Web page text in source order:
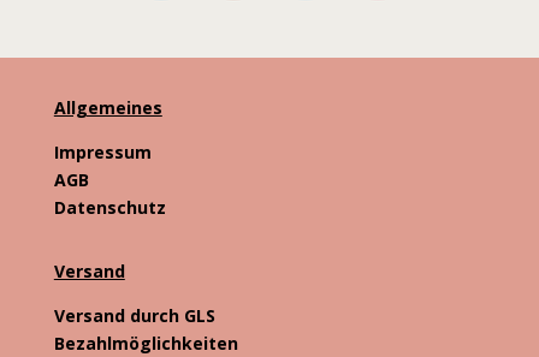
Allgemeines
Impressum
AGB
Datenschutz
Versand
Versand durch GLS
Bezahlmöglichkeiten